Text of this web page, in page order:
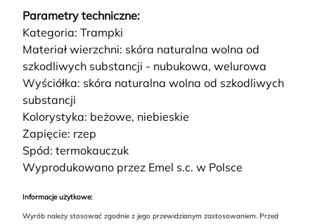
Parametry techniczne:
Kategoria: Trampki
Materiał wierzchni: skóra naturalna wolna od
szkodliwych substancji - nubukowa, welurowa
Wyściółka: skóra naturalna wolna od szkodliwych
substancji
Kolorystyka: beżowe, niebieskie
Zapięcie: rzep
Spód: termokauczuk
Wyprodukowano przez Emel s.c. w Polsce
Informacje użytkowe:
Wyrób należy stosować zgodnie z jego przewidzianym zastosowaniem. Przed